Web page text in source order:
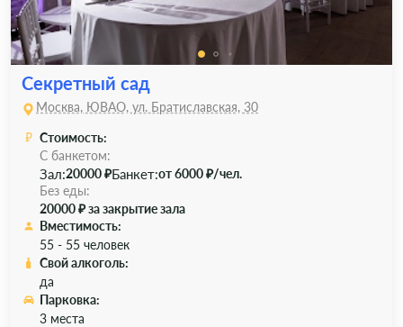
Секретный сад
Москва, ЮВАО, ул. Братиславская, 30
Стоимость:
С банкетом:
Зал:20000 ₽Банкет:от 6000 ₽/чел.
Без еды:
20000 ₽ за закрытие зала
Вместимость:
55 - 55 человек
Свой алкоголь:
да
Парковка:
3 места